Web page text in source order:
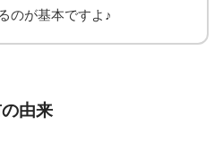
のが基本ですよ♪
由来